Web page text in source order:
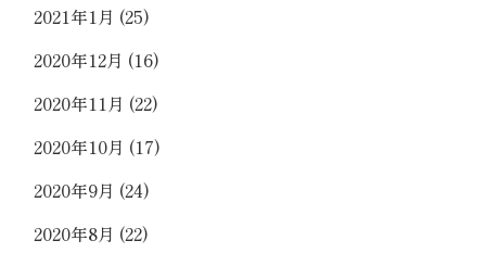
2021年1月 (25)
2020年12月 (16)
2020年11月 (22)
2020年10月 (17)
2020年9月 (24)
2020年8月 (22)